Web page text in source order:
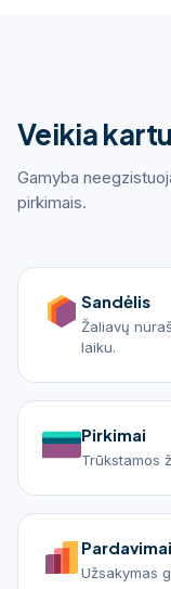
Veikia
Gamyba
pirkimais.
Sandėlis
Žaliavų
laiku.
Pirkimai
Trūkstamos
Pardavimai
Užsakymas